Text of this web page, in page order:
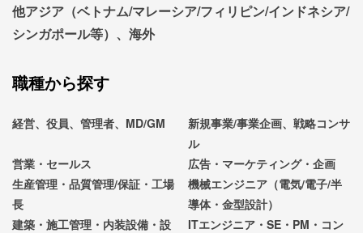
他アジア（ベトナム/マレーシア/フィリピン/インドネシア/
シンガポール等）、海外
職種から探す
経営、役員、管理者、MD/GM
新規事業/事業企画、戦略コンサ
ル
営業・セールス
広告・マーケティング・企画
生産管理・品質管理/保証・工場
長
機械エンジニア（電気/電子/半
導体・金型設計）
建築・施工管理・内装設備・設
ITエンジニア・SE・PM・コン